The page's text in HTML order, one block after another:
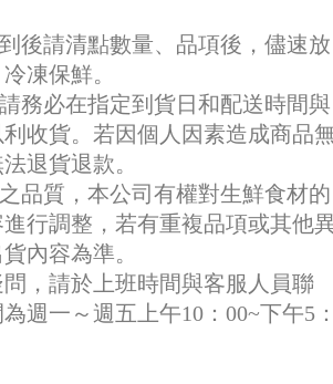
後請清點數量、品項後，儘速放
凍保鮮。
務必在指定到貨日和配送時間與
收貨。若因個人因素造成商品
退貨退款。
品質，本公司有權對生鮮食材的
行調整，若有重複品項或其他
內容為準。
，請於上班時間與客服人員聯
週一～週五上午10：00~下午5